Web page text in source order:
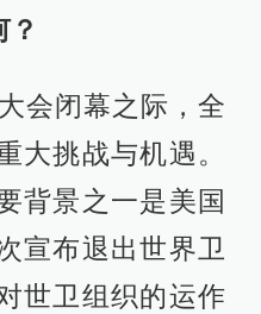
会闭幕之际，全
大挑战与机遇。
背景之一是美国
宣布退出世界卫
世卫组织的运作